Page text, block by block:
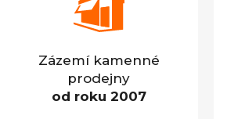
Zázemí kamenné
prodejny
od roku 2007